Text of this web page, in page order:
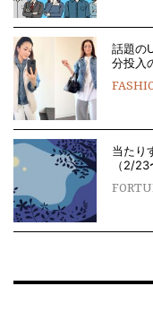
話題の
分投入
当たり
（2/